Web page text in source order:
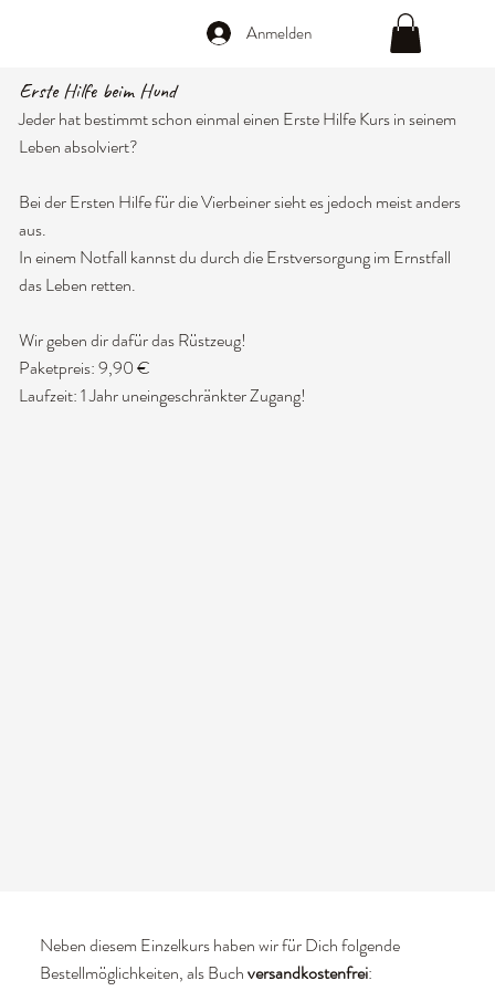
Anmelden
Erste Hilfe beim Hund
Jeder hat bestimmt schon einmal einen Erste Hilfe Kurs in seinem
Leben absolviert?
Bei der Ersten Hilfe für die Vierbeiner sieht es jedoch meist anders
aus.
In einem Notfall kannst du durch die Erstversorgung im Ernstfall
das Leben retten.
Wir geben dir dafür das Rüstzeug!​
Paketpreis: 9,90 €
Laufzeit: 1 Jahr uneingeschränkter Zugang!
Neben diesem Einzelkurs haben wir für Dich folgende
Bestellmöglichkeiten, als Buchversandkostenfrei: